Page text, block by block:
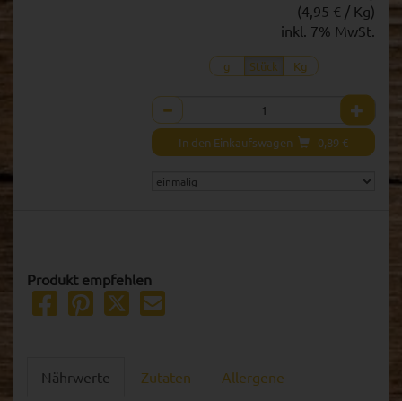
(4,95 € / Kg)
inkl. 7% MwSt.
g Stück Kg
Anzahl
In den Einkaufswagen 0,89 €
Produkt empfehlen
Nährwerte Zutaten Allergene